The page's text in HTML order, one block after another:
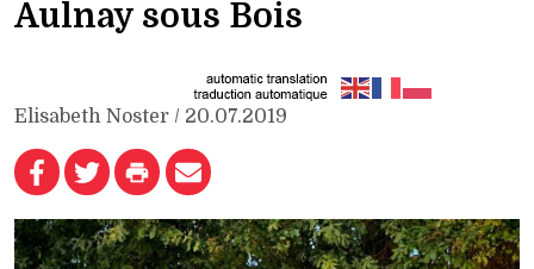
Aulnay sous Bois
Elisabeth Noster / 20.07.2019